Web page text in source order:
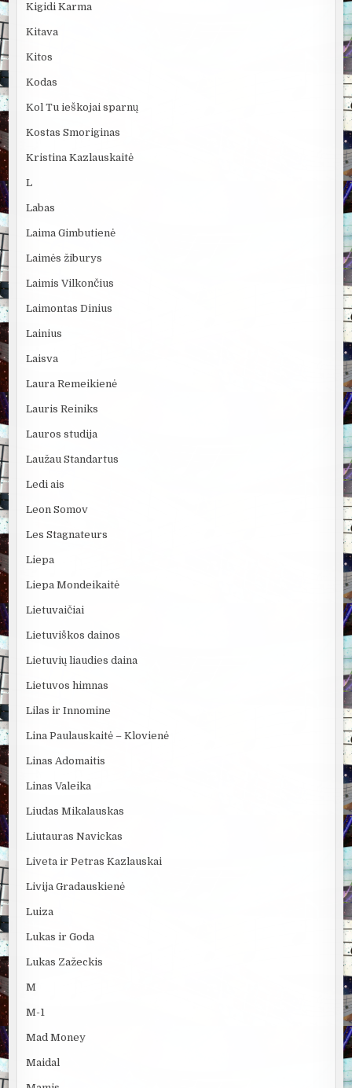
Kigidi Karma
Kitava
Kitos
Kodas
Kol Tu ieškojai sparnų
Kostas Smoriginas
Kristina Kazlauskaitė
L
Labas
Laima Gimbutienė
Laimės žiburys
Laimis Vilkončius
Laimontas Dinius
Lainius
Laisva
Laura Remeikienė
Lauris Reiniks
Lauros studija
Laužau Standartus
Ledi ais
Leon Somov
Les Stagnateurs
Liepa
Liepa Mondeikaitė
Lietuvaičiai
Lietuviškos dainos
Lietuvių liaudies daina
Lietuvos himnas
Lilas ir Innomine
Lina Paulauskaitė – Klovienė
Linas Adomaitis
Linas Valeika
Liudas Mikalauskas
Liutauras Navickas
Liveta ir Petras Kazlauskai
Livija Gradauskienė
Luiza
Lukas ir Goda
Lukas Zažeckis
M
M-1
Mad Money
Maidal